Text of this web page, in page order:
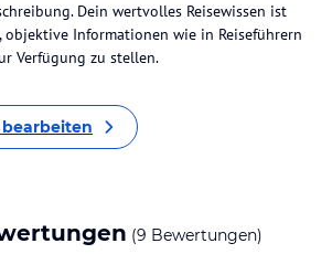
Dein wertvolles Reisewissen ist
Informationen wie in Reiseführern
Verfügung zu stellen.
(9 Bewertungen)